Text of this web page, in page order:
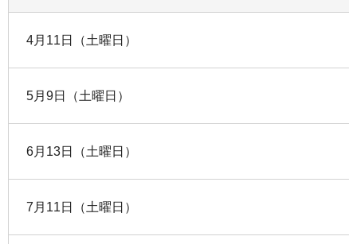
4月11日（土曜日）
5月9日（土曜日）
6月13日（土曜日）
7月11日（土曜日）